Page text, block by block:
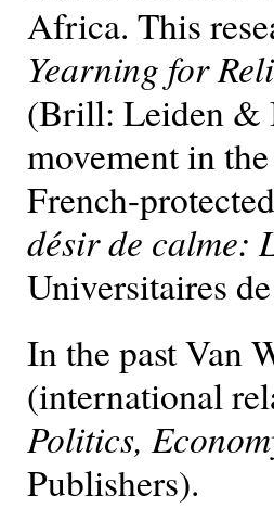
Africa. This
Yearning for
(Brill: Leiden &
movement in
French-
désir de calme:
Universitaires
In the past Van
(international
Politics,
Publishers).